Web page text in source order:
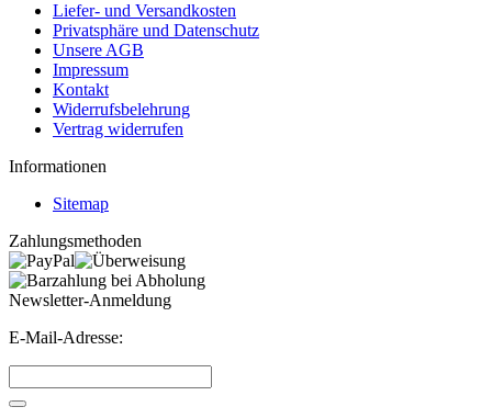
Liefer- und Versandkosten
Privatsphäre und Datenschutz
Unsere AGB
Impressum
Kontakt
Widerrufsbelehrung
Vertrag widerrufen
Informationen
Sitemap
Zahlungsmethoden
Newsletter-Anmeldung
E-Mail-Adresse: